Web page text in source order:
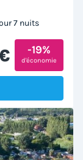
7 nuits
-19%
d'économie